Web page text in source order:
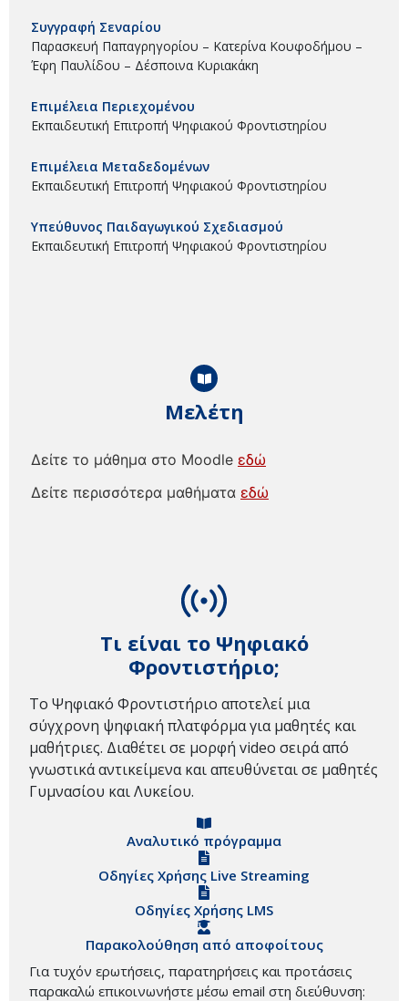
Τι είναι το Ψηφιακό
Φροντιστήριο;
Το Ψηφιακό Φροντιστήριο αποτελεί μια
σύγχρονη ψηφιακή πλατφόρμα για μαθητές και
μαθήτριες. Διαθέτει σε μορφή video σειρά από
γνωστικά αντικείμενα και απευθύνεται σε μαθητές
Γυμνασίου και Λυκείου.
Αναλυτικό πρόγραμμα
Οδηγίες Χρήσης Live Streaming
Οδηγίες Χρήσης LMS
Παρακολούθηση από αποφοίτους
Για τυχόν ερωτήσεις, παρατηρήσεις και προτάσεις
παρακαλώ επικοινωνήστε μέσω email στη διεύθυνση:
Μελέτη
Δείτε το μάθημα στο Moodle εδώ
Δείτε περισσότερα μαθήματα εδώ
Συγγραφή Σεναρίου
Παρασκευή Παπαγρηγορίου – Κατερίνα Κουφοδήμου –
Έφη Παυλίδου – Δέσποινα Κυριακάκη
Επιμέλεια Περιεχομένου
Εκπαιδευτική Επιτροπή Ψηφιακού Φροντιστηρίου
Επιμέλεια Μεταδεδομένων
Εκπαιδευτική Επιτροπή Ψηφιακού Φροντιστηρίου
Υπεύθυνος Παιδαγωγικού Σχεδιασμού
Εκπαιδευτική Επιτροπή Ψηφιακού Φροντιστηρίου